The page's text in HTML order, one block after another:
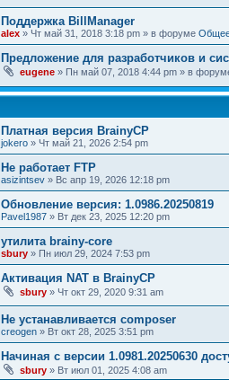
Поддержка BillManager
alex » Чт май 31, 2018 3:18 pm » в форуме
Предложение для разработчиков и
eugene » Пн май 07, 2018 4:44 pm » в
Платная версия BrainyCP
jokero » Чт май 21, 2026 2:54 pm
Не работает FTP
asizintsev » Вс апр 19, 2026 12:18 pm
Обновление версия: 1.0986.20250819
Pavel1987 » Вт дек 23, 2025 12:20 pm
утилита brainy-core
sbury » Пн июл 29, 2024 7:53 pm
Активация NAT в BrainyCP
sbury » Чт окт 29, 2020 9:31 am
Не устанавливается composer
creogen » Вт окт 28, 2025 3:51 pm
Начиная с версии 1.0981.20250630
sbury » Вт июл 01, 2025 4:08 am